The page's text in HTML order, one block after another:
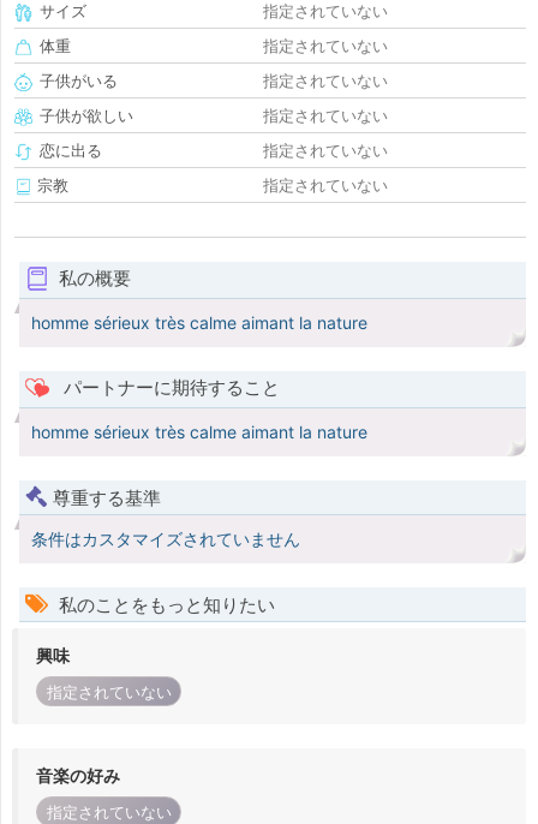
サイズ
指定されていない
体重
指定されていない
子供がいる
指定されていない
子供が欲しい
指定されていない
恋に出る
指定されていない
宗教
指定されていない
私の概要
homme sérieux très calme aimant la nature
パートナーに期待すること
homme sérieux très calme aimant la nature
尊重する基準
条件はカスタマイズされていません
私のことをもっと知りたい
興味
指定されていない
音楽の好み
指定されていない